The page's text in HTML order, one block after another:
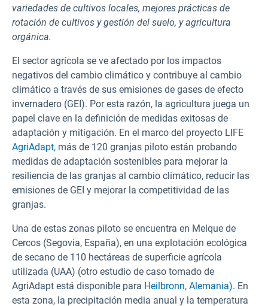
variedades de cultivos locales, mejores prácticas de
rotación de cultivos y gestión del suelo, y agricultura
orgánica.
El sector agrícola se ve afectado por los impactos
negativos del cambio climático y contribuye al cambio
climático a través de sus emisiones de gases de efecto
invernadero (GEI). Por esta razón, la agricultura juega un
papel clave en la definición de medidas exitosas de
adaptación y mitigación. En el marco del proyecto LIFE
AgriAdapt, más de 120 granjas piloto están probando
medidas de adaptación sostenibles para mejorar la
resiliencia de las granjas al cambio climático, reducir las
emisiones de GEI y mejorar la competitividad de las
granjas.
Una de estas zonas piloto se encuentra en Melque de
Cercos (Segovia, España), en una explotación ecológica
de secano de 110 hectáreas de superficie agrícola
utilizada (UAA) (otro estudio de caso tomado de
AgriAdapt está disponible para Heilbronn, Alemania). En
esta zona, la precipitación media anual y la temperatura